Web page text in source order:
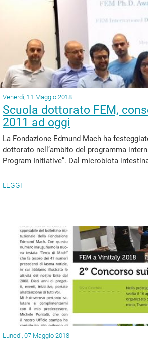
Venerdì, 11 Maggio 2018
Scuola dottorato FEM,
2011 ad oggi
La Fondazione Edmund Mach ha
dottorato nell’ambito del programma
Program Initiative”. Dal microbiota
LEGGI
Lunedì, 07 Maggio 2018